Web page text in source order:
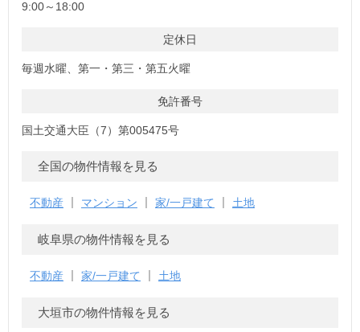
9:00～18:00
定休日
毎週水曜、第一・第三・第五火曜
免許番号
国土交通大臣（7）第005475号
全国の物件情報を見る
不動産 マンション 家/一戸建て 土地
岐阜県の物件情報を見る
不動産 家/一戸建て 土地
大垣市の物件情報を見る